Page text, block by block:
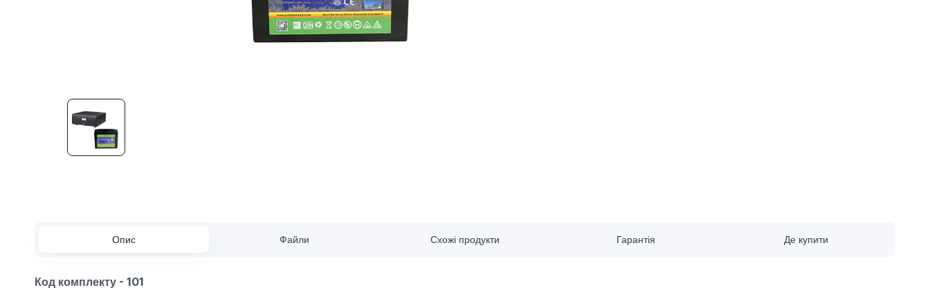
Опис Файли Схожі продукти Гарантія Де купити
Код комплекту- 101